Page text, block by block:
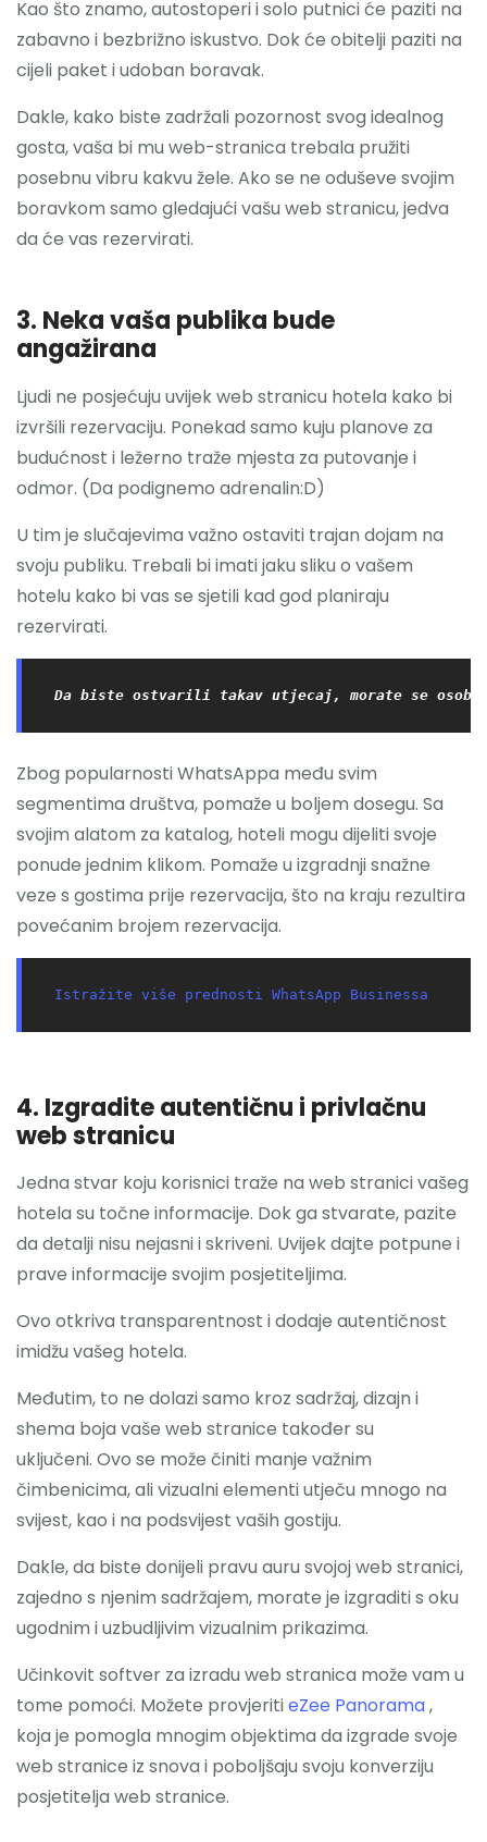
Kao što znamo, autostoperi i solo putnici će paziti na
zabavno i bezbrižno iskustvo. Dok će obitelji paziti na
cijeli paket i udoban boravak.
Dakle, kako biste zadržali pozornost svog idealnog
gosta, vaša bi mu web-stranica trebala pružiti
posebnu vibru kakvu žele. Ako se ne oduševe svojim
boravkom samo gledajući vašu web stranicu, jedva
da će vas rezervirati.
3. Neka vaša publika bude
angažirana
Ljudi ne posjećuju uvijek web stranicu hotela kako bi
izvršili rezervaciju. Ponekad samo kuju planove za
budućnost i ležerno traže mjesta za putovanje i
odmor. (Da podignemo adrenalin:D)
U tim je slučajevima važno ostaviti trajan dojam na
svoju publiku. Trebali bi imati jaku sliku o vašem
hotelu kako bi vas se sjetili kad god planiraju
rezervirati.
Da biste ostvarili takav utjecaj, morate se osobno
Zbog popularnosti WhatsAppa među svim
segmentima društva, pomaže u boljem dosegu. Sa
svojim alatom za katalog, hoteli mogu dijeliti svoje
ponude jednim klikom. Pomaže u izgradnji snažne
veze s gostima prije rezervacija, što na kraju rezultira
povećanim brojem rezervacija.
Istražite više prednosti WhatsApp Businessa
4. Izgradite autentičnu i privlačnu
web stranicu
Jedna stvar koju korisnici traže na web stranici vašeg
hotela su točne informacije. Dok ga stvarate, pazite
da detalji nisu nejasni i skriveni. Uvijek dajte potpune i
prave informacije svojim posjetiteljima.
Ovo otkriva transparentnost i dodaje autentičnost
imidžu vašeg hotela.
Međutim, to ne dolazi samo kroz sadržaj, dizajn i
shema boja vaše web stranice također su
uključeni. Ovo se može činiti manje važnim
čimbenicima, ali vizualni elementi utječu mnogo na
svijest, kao i na podsvijest vaših gostiju.
Dakle, da biste donijeli pravu auru svojoj web stranici,
zajedno s njenim sadržajem, morate je izgraditi s oku
ugodnim i uzbudljivim vizualnim prikazima.
Učinkovit softver za izradu web stranica može vam u
tome pomoći. Možete provjeritieZee Panorama,
koja je pomogla mnogim objektima da izgrade svoje
web stranice iz snova i poboljšaju svoju konverziju
posjetitelja web stranice.